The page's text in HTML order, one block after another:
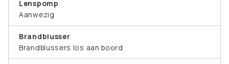
Lenspomp
Aanwezig
Brandblusser
Brandblussers los aan boord